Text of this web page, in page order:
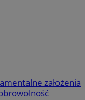
założenia